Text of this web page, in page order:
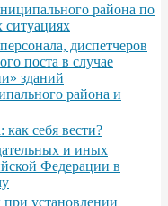
района по
ситуациях
диспетчеров
поста в случае
зданий
района и
как себя вести?
и иных
Федерации в
установлении